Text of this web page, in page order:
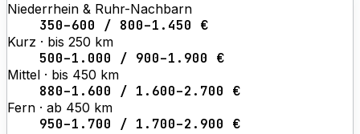
Niederrhein & Ruhr-Nachbarn
350–600 / 800–1.450 €
Kurz · bis 250 km
500–1.000 / 900–1.900 €
Mittel · bis 450 km
880–1.600 / 1.600–2.700 €
Fern · ab 450 km
950–1.700 / 1.700–2.900 €